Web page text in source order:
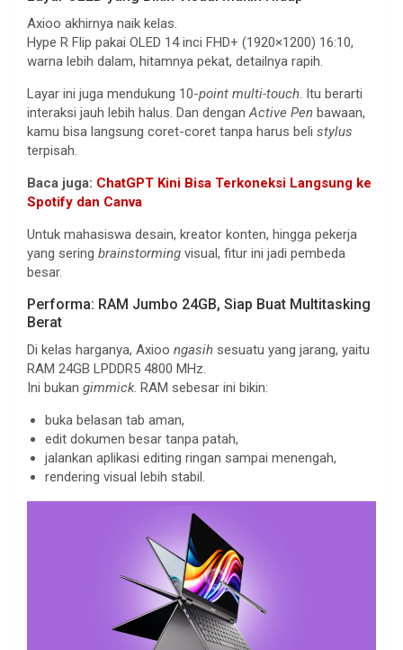
Axioo akhirnya naik kelas.
Hype R Flip pakai OLED 14 inci FHD+ (1920×1200) 16:10,
warna lebih dalam, hitamnya pekat, detailnya rapih.
Layar ini juga mendukung 10-point multi-touch. Itu berarti
interaksi jauh lebih halus. Dan denganActive Pen bawaan,
kamu bisa langsung coret-coret tanpa harus beli stylus
terpisah.
Baca juga: ChatGPT Kini Bisa Terkoneksi Langsung ke
Spotify dan Canva
Untuk mahasiswa desain, kreator konten, hingga pekerja
yang sering brainstorming visual, fitur ini jadi pembeda
besar.
Performa: RAM Jumbo 24GB, Siap Buat Multitasking
Berat
Di kelas harganya, Axioo ngasih sesuatu yang jarang, yaitu
RAM 24GB LPDDR5 4800 MHz.
Ini bukan gimmick. RAM sebesar ini bikin:
buka belasan tab aman,
edit dokumen besar tanpa patah,
jalankan aplikasi editing ringan sampai menengah,
rendering visual lebih stabil.